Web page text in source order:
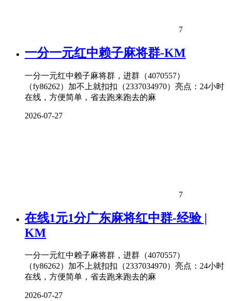
7
一分一元红中赖子麻将群-KM
一分一元红中赖子麻将群，进群（4070557）
（fy86262）加不上就扣扣（2337034970）亮点：24小时
在线，方便简单，省去跑来跑去的麻
2026-07-27
7
在线1元1分广东麻将红中群-经验 |
KM
一分一元红中赖子麻将群，进群（4070557）
（fy86262）加不上就扣扣（2337034970）亮点：24小时
在线，方便简单，省去跑来跑去的麻
2026-07-27